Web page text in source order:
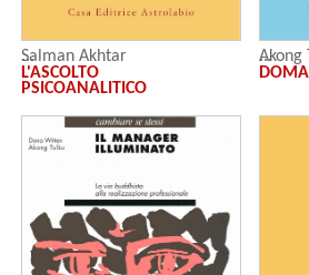
Salman Akhtar
L'ASCOLTO
PSICOANALITICO
Akong